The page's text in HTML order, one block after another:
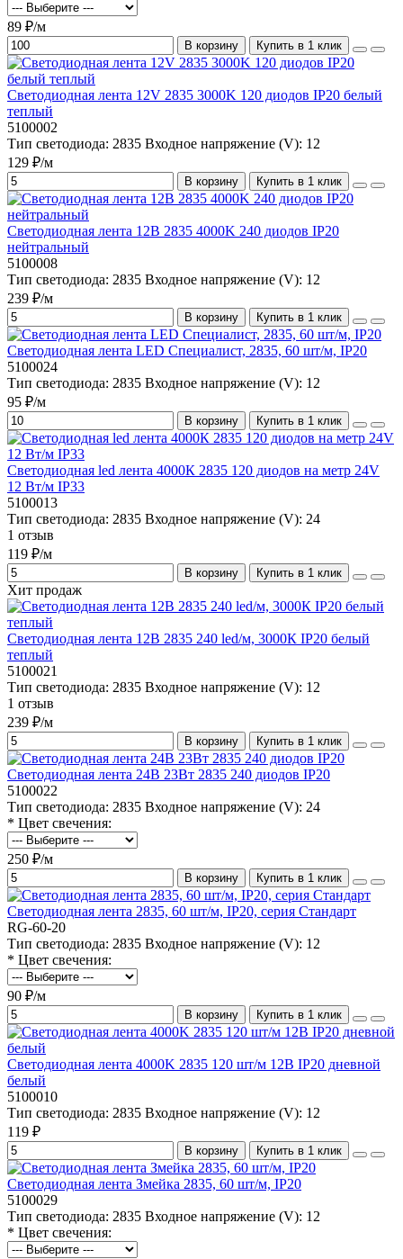
89 ₽/м
В корзину Купить в 1 клик
Светодиодная лента 12V 2835 3000K 120 диодов IP20 белый
теплый
5100002
Тип светодиода: 2835 Входное напряжение (V): 12
129 ₽/м
В корзину Купить в 1 клик
Светодиодная лента 12В 2835 4000K 240 диодов IP20
нейтральный
5100008
Тип светодиода: 2835 Входное напряжение (V): 12
239 ₽/м
В корзину Купить в 1 клик
Светодиодная лента LED Специалист, 2835, 60 шт/м, IP20
5100024
Тип светодиода: 2835 Входное напряжение (V): 12
95 ₽/м
В корзину Купить в 1 клик
Светодиодная led лента 4000К 2835 120 диодов на метр 24V
12 Вт/м IP33
5100013
Тип светодиода: 2835 Входное напряжение (V): 24
1 отзыв
119 ₽/м
В корзину Купить в 1 клик
Хит продаж
Светодиодная лента 12В 2835 240 led/м, 3000К IP20 белый
теплый
5100021
Тип светодиода: 2835 Входное напряжение (V): 12
1 отзыв
239 ₽/м
В корзину Купить в 1 клик
Светодиодная лента 24В 23Вт 2835 240 диодов IP20
5100022
Тип светодиода: 2835 Входное напряжение (V): 24
* Цвет свечения:
250 ₽/м
В корзину Купить в 1 клик
Светодиодная лента 2835, 60 шт/м, IP20, серия Стандарт
RG-60-20
Тип светодиода: 2835 Входное напряжение (V): 12
* Цвет свечения:
90 ₽/м
В корзину Купить в 1 клик
Светодиодная лента 4000K 2835 120 шт/м 12В IP20 дневной
белый
5100010
Тип светодиода: 2835 Входное напряжение (V): 12
119 ₽
В корзину Купить в 1 клик
Светодиодная лента Змейка 2835, 60 шт/м, IP20
5100029
Тип светодиода: 2835 Входное напряжение (V): 12
* Цвет свечения: